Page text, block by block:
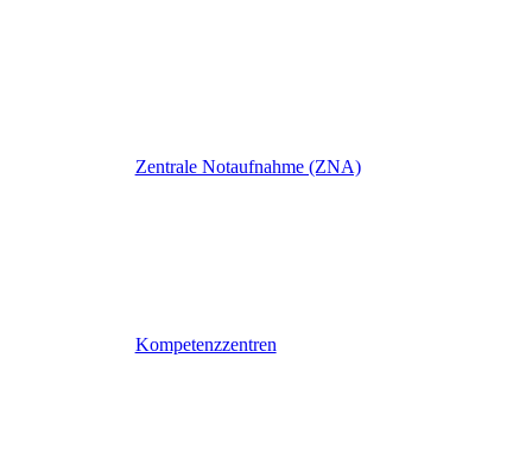
Zentrale Notaufnahme (ZNA)
Kompetenzzentren